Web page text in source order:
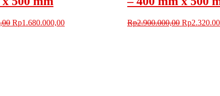
Harga
Rp1.680.000,00Harga
Rp2.900.000,00 Harga
Rp